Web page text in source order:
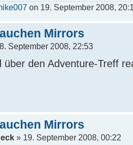
on 19. September 2008,
Mirrors
September 2008, 22:53
über den Adventure-Treff
Mirrors
» 19. September 2008, 00:22